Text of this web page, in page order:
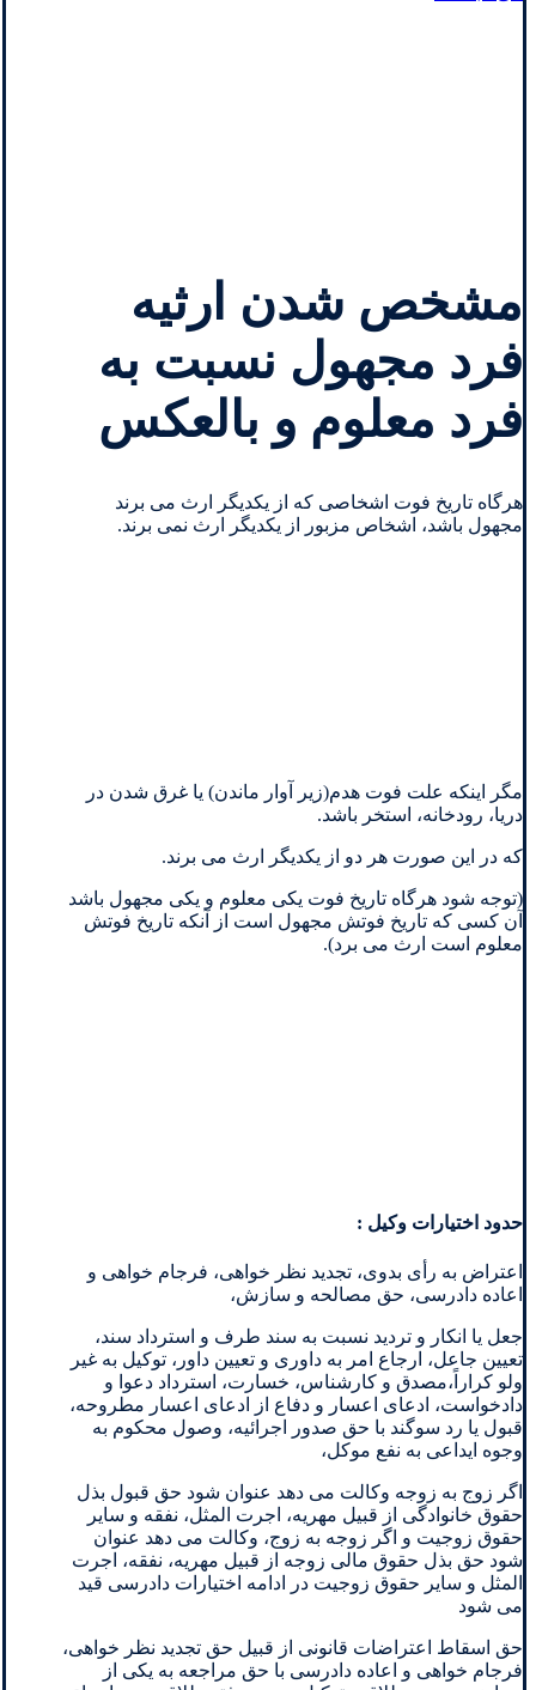
مشخص شدن ارثیه
فرد مجهول نسبت به
فرد معلوم و بالعکس
هرگاه تاریخ فوت اشخاصی که از یکدیگر ارث می برند
مجهول باشد، اشخاص مزبور از یکدیگر ارث نمی برند.
مگر اینکه علت فوت هدم(زیر آوار ماندن) یا غرق شدن در
دریا، رودخانه، استخر باشد.
که در این صورت هر دو از یکدیگر ارث می برند.
(توجه شود هرگاه تاریخ فوت یکی معلوم و یکی مجهول باشد
آن کسی که تاریخ فوتش مجهول است از آنکه تاریخ فوتش
معلوم است ارث می برد).
حدود اختیارات وکیل :
اعتراض به رأی بدوی، تجدید نظر خواهی، فرجام خواهی و
اعاده دادرسی، حق مصالحه و سازش،
جعل یا انکار و تردید نسبت به سند طرف و استرداد سند،
تعیین جاعل، ارجاع امر به داوری و تعیین داور، توکیل به غیر
ولو کراراً،مصدق و کارشناس، خسارت، استرداد دعوا و
دادخواست، ادعای اعسار و دفاع از ادعای اعسار مطروحه،
قبول یا رد سوگند با حق صدور اجرائیه، وصول محکوم به
وجوه ایداعی به نفع موکل،
اگر زوج به زوجه وکالت می دهد عنوان شود حق قبول بذل
حقوق خانوادگی از قبیل مهریه، اجرت المثل، نفقه و سایر
حقوق زوجیت و اگر زوجه به زوج، وکالت می دهد عنوان
شود حق بذل حقوق مالی زوجه از قبیل مهریه، نفقه، اجرت
المثل و سایر حقوق زوجیت در ادامه اختیارات دادرسی قید
می شود
حق اسقاط اعتراضات قانونی از قبیل حق تجدید نظر خواهی،
فرجام خواهی و اعاده دادرسی با حق مراجعه به یکی از